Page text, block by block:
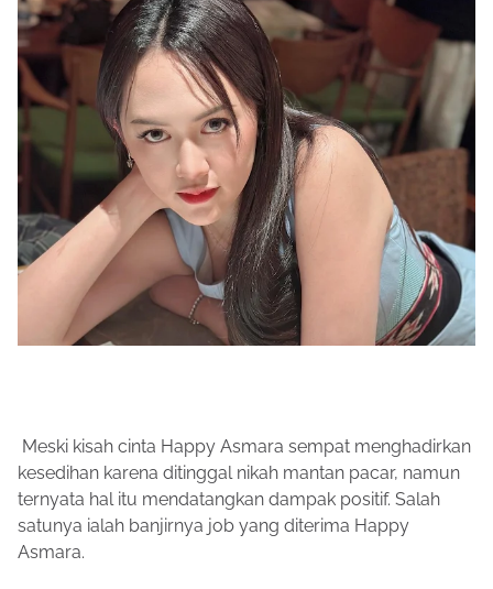
Meski kisah cinta Happy Asmara sempat menghadirkan
kesedihan karena ditinggal nikah mantan pacar, namun
ternyata hal itu mendatangkan dampak positif. Salah
satunya ialah banjirnya job yang diterima Happy
Asmara.